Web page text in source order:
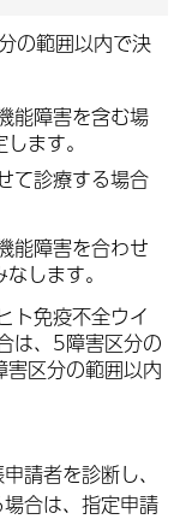
の範囲以内で決
能障害を含む場
ます。
て診療する場合
能障害を合わせ
します。
ト免疫不全ウイ
は、5障害区分の
区分の範囲以内
請者を診断し、
合は、指定申請